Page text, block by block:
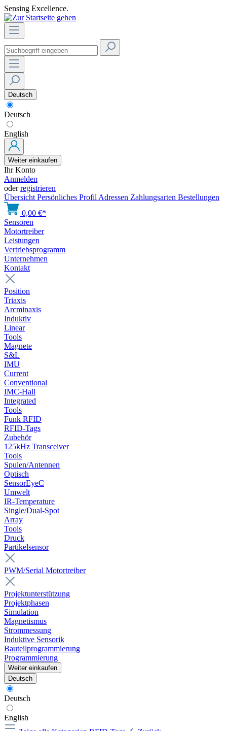
Sensing Excellence.
Deutsch
Deutsch
English
Weiter einkaufen
Ihr Konto
Anmelden
oderregistrieren
Übersicht Persönliches Profil Adressen Zahlungsarten Bestellungen
0,00 €*
Sensoren
Motortreiber
Leistungen
Vertriebsprogramm
Unternehmen
Kontakt
Position
Triaxis
Arcminaxis
Induktiv
Linear
Tools
Magnete
S&L
IMU
Current
Conventional
IMC-Hall
Integrated
Tools
Funk RFID
RFID-Tags
Zubehör
125kHz Transceiver
Tools
Spulen/Antennen
Optisch
SensorEyeC
Umwelt
IR-Temperature
Single/Dual-Spot
Array
Tools
Druck
Partikelsensor
PWM/Serial Motortreiber
Projektunterstützung
Projektphasen
Simulation
Magnetismus
Strommessung
Induktive Sensorik
Bauteilprogrammierung
Programmierung
Weiter einkaufen
Deutsch
Deutsch
English